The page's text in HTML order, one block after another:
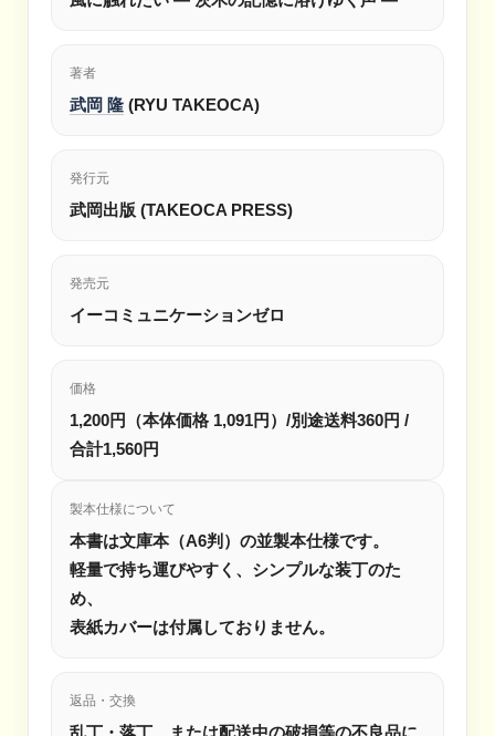
著者
武岡 隆 (RYU TAKEOCA)
発行元
武岡出版 (TAKEOCA PRESS)
発売元
イーコミュニケーションゼロ
価格
1,200円（本体価格 1,091円）/別途送料360円 /
合計1,560円
製本仕様について
本書は文庫本（A6判）の並製本仕様です。
軽量で持ち運びやすく、シンプルな装丁のた
め、
表紙カバーは付属しておりません。
返品・交換
乱丁・落丁、または配送中の破損等の不良品に